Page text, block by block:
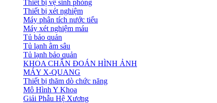
Thiết bị vệ sinh phòng
Thiết bị xét nghiệm
Máy phân tích nước tiểu
Máy xét nghiệm máu
Tủ bảo quản
Tủ lạnh âm sâu
Tủ lạnh bảo quản
KHOA CHẨN ĐOÁN HÌNH ẢNH
MÁY X-QUANG
Thiết bị thăm dò chức năng
Mô Hình Y Khoa
Giải Phẫu Hệ Xương